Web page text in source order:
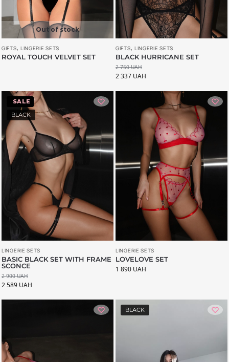
Out of stock
GIFTS, LINGERIE SETS
ROYAL TOUCH VELVET SET
GIFTS, LINGERIE SETS
BLACK HURRICANE SET
2 750UAH
2 337 UAH
-11%
BLACK
LINGERIE SETS
BASIC BLACK SET WITH FRAME
SCONCE
2 900UAH
2 589 UAH
LINGERIE SETS
LOVELOVE SET
1 890 UAH
BLACK